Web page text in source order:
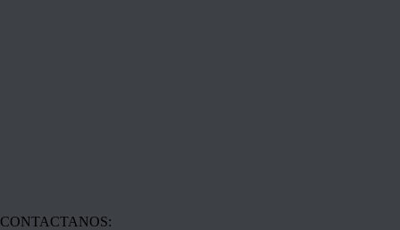
CONTACTANOS: